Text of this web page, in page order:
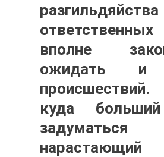
разгильдяйства
вполне
ожидать и
куда
нарастающий